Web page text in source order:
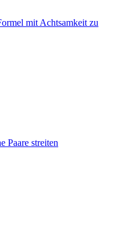
mit Achtsamkeit zu
Paare streiten